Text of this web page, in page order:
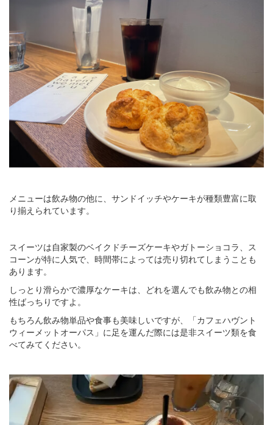
メニューは飲み物の他に、サンドイッチやケーキが種類豊富に取
り揃えられています。
スイーツは自家製のベイクドチーズケーキやガトーショコラ、ス
コーンが特に人気で、時間帯によっては売り切れてしまうことも
あります。
しっとり滑らかで濃厚なケーキは、どれを選んでも飲み物との相
性ばっちりですよ。
もちろん飲み物単品や食事も美味しいですが、「カフェハヴント
ウィーメットオーパス」に足を運んだ際には是非スイーツ類を食
べてみてください。